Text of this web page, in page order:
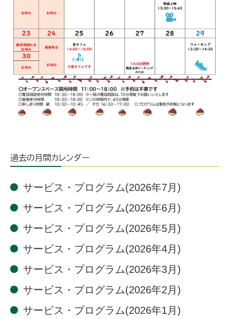
過去の月間カレンダー
サービス・プログラム(2026年7月)
サービス・プログラム(2026年6月)
サービス・プログラム(2026年5月)
サービス・プログラム(2026年4月)
サービス・プログラム(2026年3月)
サービス・プログラム(2026年2月)
サービス・プログラム(2026年1月)